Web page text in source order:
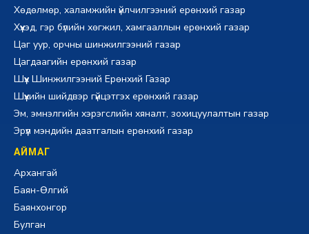
Хөдөлмөр, халамжийн үйлчилгээний ерөнхий газар
Хүүхэд, гэр бүлийн хөгжил, хамгааллын ерөнхий газар
Цаг уур, орчны шинжилгээний газар
Цагдаагийн ерөнхий газар
Шүүх Шинжилгээний Ерөнхий Газар
Шүүхийн шийдвэр гүйцэтгэх ерөнхий газар
Эм, эмнэлгийн хэрэгслийн хяналт, зохицуулалтын газар
Эрүүл мэндийн даатгалын ерөнхий газар
АЙМАГ
Архангай
Баян-Өлгий
Баянхонгор
Булган